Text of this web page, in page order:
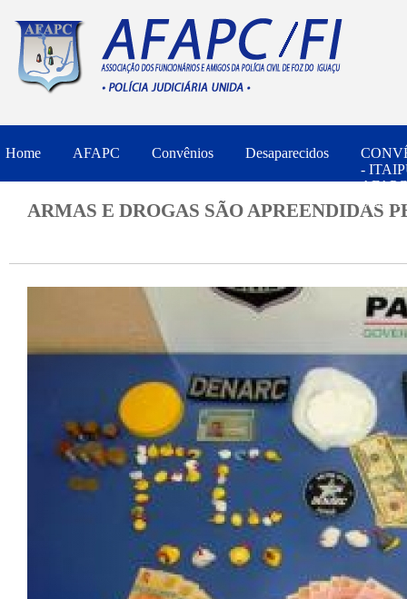
Home AFAPC Convênios Desaparecidos
-
SESP
ARMAS E DROGAS SÃO APREENDIDAS